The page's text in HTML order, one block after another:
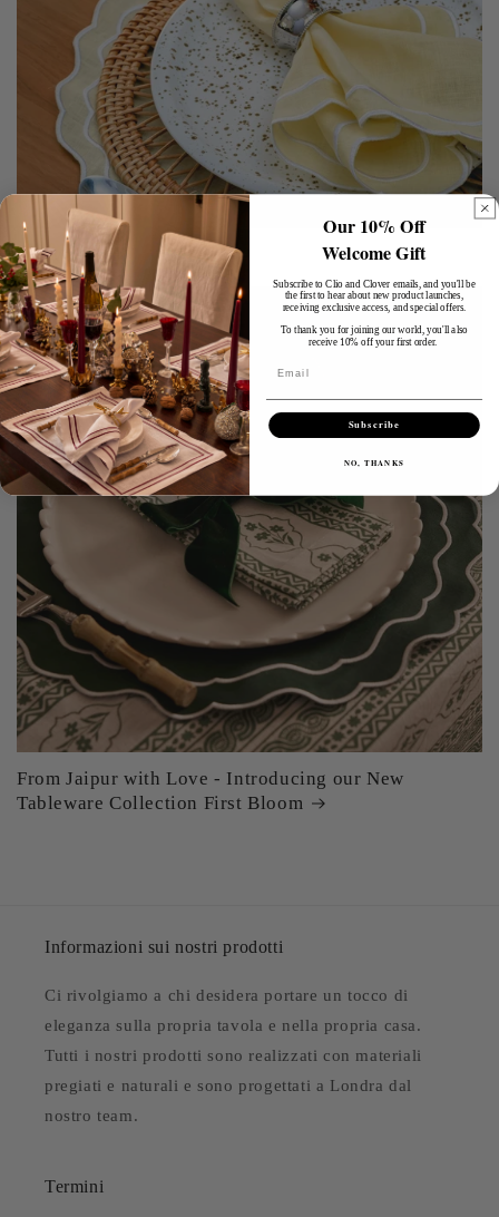
Nuovo
From Jaipur with Love - Introducing our New
Tableware Collection First Bloom
Informazioni sui nostri prodotti
Ci rivolgiamo a chi desidera portare un tocco di
eleganza sulla propria tavola e nella propria casa.
Tutti i nostri prodotti sono realizzati con materiali
pregiati e naturali e sono progettati a Londra dal
nostro team.
Termini
Our 10% Off
Welcome Gift
Subscribe to Clio and Clover emails, and you'll be
the first to hear about new product launches,
receiving exclusive access, and special offers.
To thank you for joining our world, you'll also
receive 10% off your first order.
Subscribe
NO, THANKS